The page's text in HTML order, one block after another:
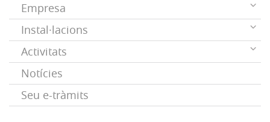
Empresa
Instal·lacions
Activitats
Notícies
Seu e-tràmits